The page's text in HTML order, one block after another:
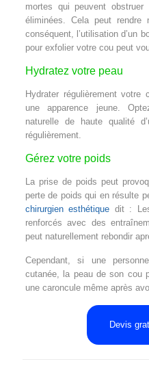
mortes qui peuvent
éliminées. Cela peut
conséquent, l’utilisation d’un
pour exfolier votre cou peut
Hydratez votre peau
Hydrater régulièrement
une apparence jeune.
naturelle de haute qualité
régulièrement.
Gérez votre poids
La prise de poids peut
perte de poids qui en résulte
chirurgien esthétique dit :
renforcés avec des
peut naturellement rebondir
Cependant, si une
cutanée, la peau de son cou
une caroncule même après
Devis